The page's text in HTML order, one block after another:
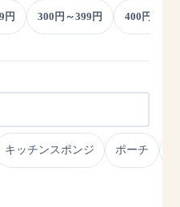
キッチンスポンジ ポーチ
円 300円～399円 400円~499